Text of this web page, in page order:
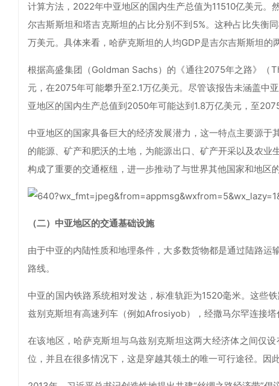
计算方法，2022年中亚地区的国内生产总值为11510亿美元
尔吉斯斯坦和塔吉克斯坦的占比分别不到5%。这种占比失衡
万美元。具体来看，哈萨克斯坦的人均GDP是吉尔吉斯斯坦的
根据高盛集团（Goldman Sachs）的《通往2075年之路》
元，在2075年可能攀升至2.1万亿美元。尽管该报告未涵盖中
亚地区的国内生产总值到2050年可能达到1.8万亿美元，至
中亚地区的国家具备巨大的经济发展潜力，这一特点主要源
的能源、矿产和肥沃的土地，为能源出口、矿产开采以及农业
构成了重要的交通枢纽，进一步推动了与世界其他国家和地区
（二）中亚地区的交通基础设施
由于中亚的内陆性质和地理条件，大多数货物都是通过陆路
路线。
中亚的国内铁路系统相对发达，标准轨距为1520毫米。这些
兹别克斯坦有高速列车（例如Afrosiyob），经撒马尔罕连接塔
在该地区，哈萨克斯坦与乌兹别克斯坦这两大经济体之间仅
位，并且在很多情况下，这是穿越其领土的唯一可行途径。因